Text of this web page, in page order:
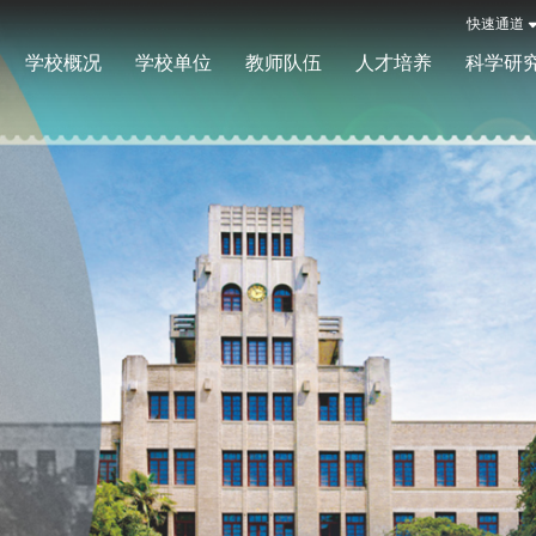
快速通道
学校概况 学校单位 教师队伍 人才培养 科学研